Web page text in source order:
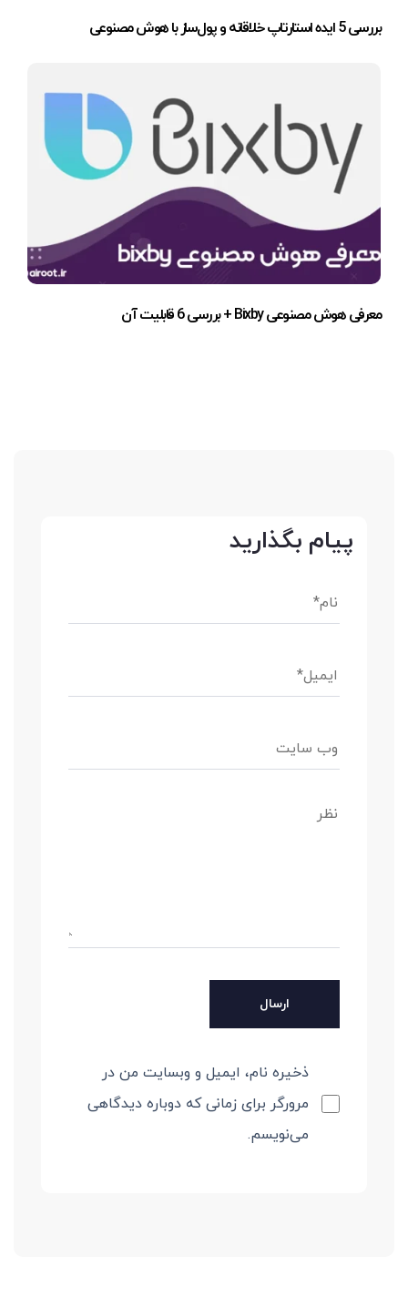
بررسی 5 ایده استارتاپ خلاقانه و پول‌ساز با هوش مصنوعی
معرفی هوش مصنوعی Bixby + بررسی 6 قابلیت آن
پیام بگذارید
ذخیره نام، ایمیل و وبسایت من در
مرورگر برای زمانی که دوباره دیدگاهی
می‌نویسم.